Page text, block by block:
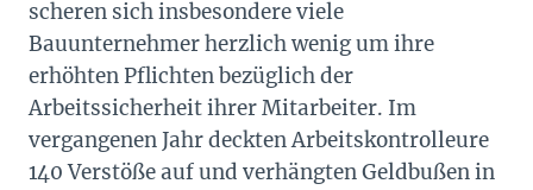
scheren sich insbesondere viele
Bauunternehmer herzlich wenig um ihre
erhöhten Pflichten bezüglich der
Arbeitssicherheit ihrer Mitarbeiter. Im
vergangenen Jahr deckten Arbeitskontrolleure
140 Verstöße auf und verhängten Geldbußen in